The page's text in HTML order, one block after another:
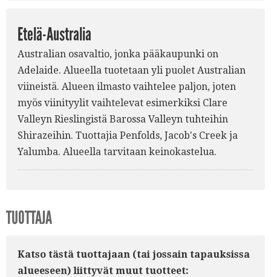
Etelä-Australia
Australian osavaltio, jonka pääkaupunki on
Adelaide. Alueella tuotetaan yli puolet Australian
viineistä. Alueen ilmasto vaihtelee paljon, joten
myös viinityylit vaihtelevat esimerkiksi Clare
Valleyn Rieslingistä Barossa Valleyn tuhteihin
Shirazeihin. Tuottajia Penfolds, Jacob's Creek ja
Yalumba. Alueella tarvitaan keinokastelua.
TUOTTAJA
Katso tästä tuottajaan (tai jossain tapauksissa
alueeseen) liittyvät muut tuotteet: